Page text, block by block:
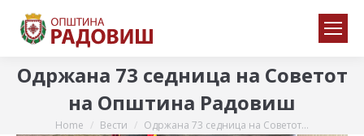
Одржана 73 седница на Советот
на Општина Радовиш
You are here:
Home Вести Одржана 73 седница на Советот…